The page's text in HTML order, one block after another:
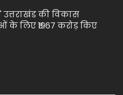
उत्तराखंड की विकास
के लिए ₹1967 करोड़ किए